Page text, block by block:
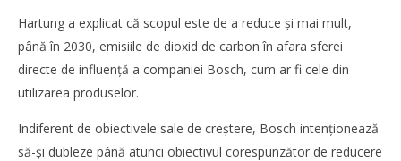
Hartung a explicat că scopul este de a reduce și mai mult,
până în 2030, emisiile de dioxid de carbon în afara sferei
directe de influență a companiei Bosch, cum ar fi cele din
utilizarea produselor.
Indiferent de obiectivele sale de creștere, Bosch intenționează
să-și dubleze până atunci obiectivul corespunzător de reducere